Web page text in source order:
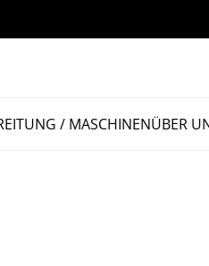
/ MASCHINENÜBER